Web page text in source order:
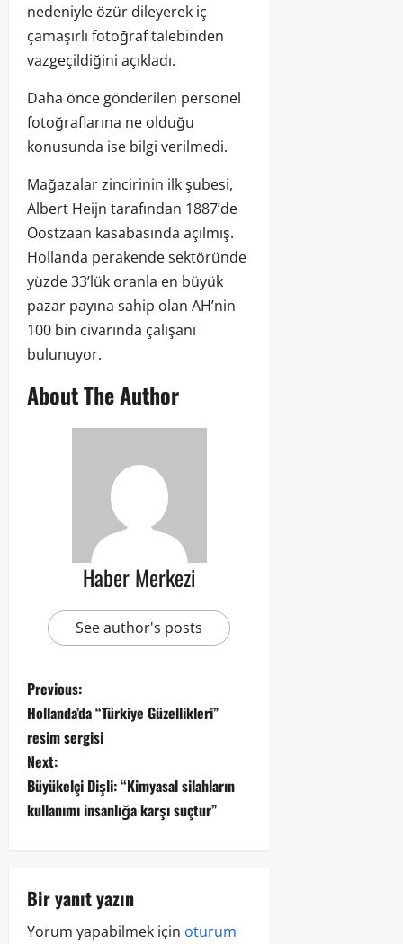
nedeniyle özür dileyerek iç
çamaşırlı fotoğraf talebinden
vazgeçildiğini açıkladı.
Daha önce gönderilen personel
fotoğraflarına ne olduğu
konusunda ise bilgi verilmedi.
Mağazalar zincirinin ilk şubesi,
Albert Heijn tarafından 1887’de
Oostzaan kasabasında açılmış.
Hollanda perakende sektöründe
yüzde 33’lük oranla en büyük
pazar payına sahip olan AH’nin
100 bin civarında çalışanı
bulunuyor.
About The Author
Haber Merkezi
See author's posts
Previous:
Hollanda’da “Türkiye Güzellikleri”
resim sergisi
Next:
Büyükelçi Dişli: “Kimyasal silahların
kullanımı insanlığa karşı suçtur”
Bir yanıt yazın
Yorum yapabilmek için oturum